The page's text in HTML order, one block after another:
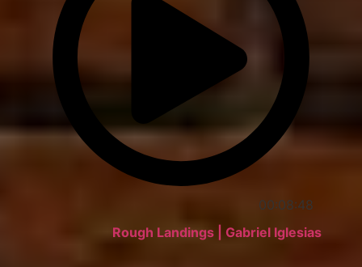
00:08:48
Rough Landings | Gabriel Iglesias